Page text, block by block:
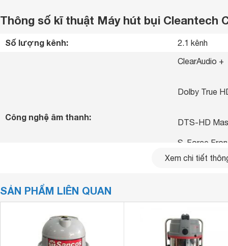
Thông số kĩ thuật Máy hút bụi Cleantech
Số lượng kênh: 2.1 kênh
Công nghệ âm thanh:
ClearAudio +
Dolby True
DTS-
S-Force
Kết nối không dây:
Bluetooth
Kích thước: Cao 5.1 cm -
Kích thước loa Sub: Cao 38.1 cm
Xem chi tiết
SẢN PHẨM LIÊN QUAN